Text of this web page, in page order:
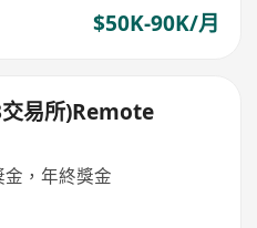
$50K-90K/月
易所)Remote
，年終獎金